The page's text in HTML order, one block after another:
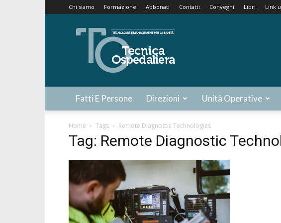
Chi siamo Formazione Abbonati Contatti Convegni Libri Link
Tecnica
Ospedaliera
Fatti E Persone Direzioni Unità Operative
Home Tags Remote Diagnostic Technologies
Tag: Remote Diagnostic